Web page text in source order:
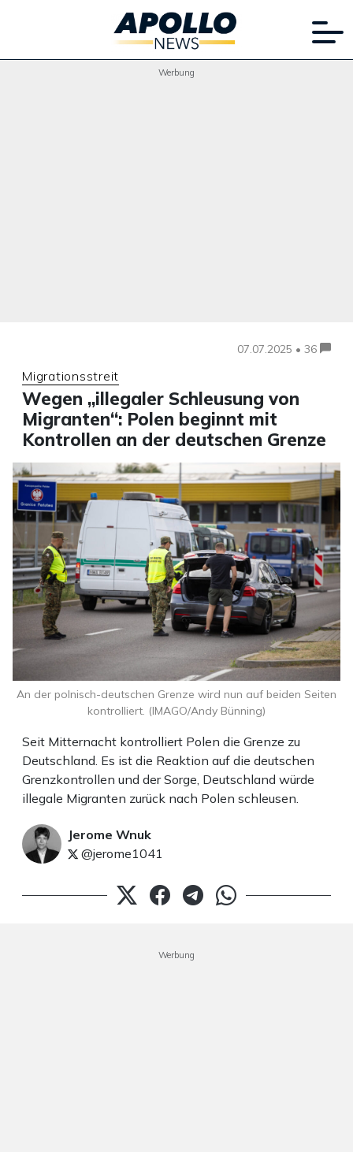
Werbung
07.07.2025 • 36
Migrationsstreit
Wegen „illegaler Schleusung von
Migranten“: Polen beginnt mit
Kontrollen an der deutschen Grenze
Seit Mitternacht kontrolliert Polen die Grenze zu
Deutschland. Es ist die Reaktion auf die deutschen
Grenzkontrollen und der Sorge, Deutschland würde
illegale Migranten zurück nach Polen schleusen.
Jerome Wnuk
@jerome1041
An der polnisch-deutschen Grenze wird nun auf beiden Seiten
kontrolliert. (IMAGO/Andy Bünning)
Werbung